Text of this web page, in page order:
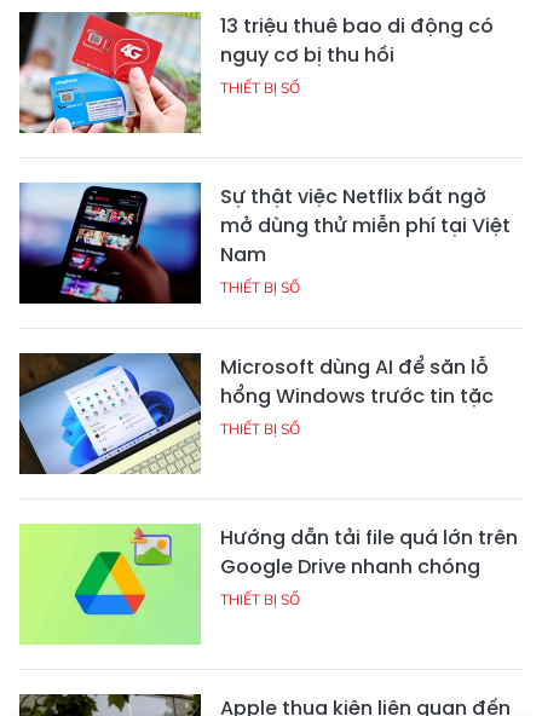
13 triệu thuê bao di động có
nguy cơ bị thu hồi
THIẾT BỊ SỐ
Sự thật việc Netflix bất ngờ
mở dùng thử miễn phí tại Việt
Nam
THIẾT BỊ SỐ
Microsoft dùng AI để săn lỗ
hổng Windows trước tin tặc
THIẾT BỊ SỐ
Hướng dẫn tải file quá lớn trên
Google Drive nhanh chóng
THIẾT BỊ SỐ
Apple thua kiện liên quan đến